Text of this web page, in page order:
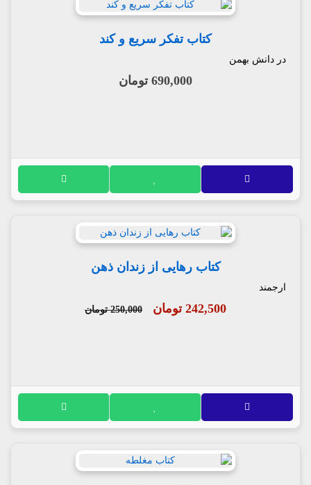
کتاب تفکر سریع و کند
در دانش بهمن
690,000 تومان
کتاب رهایی از زندان ذهن
ارجمند
242,500 تومان 250,000 تومان